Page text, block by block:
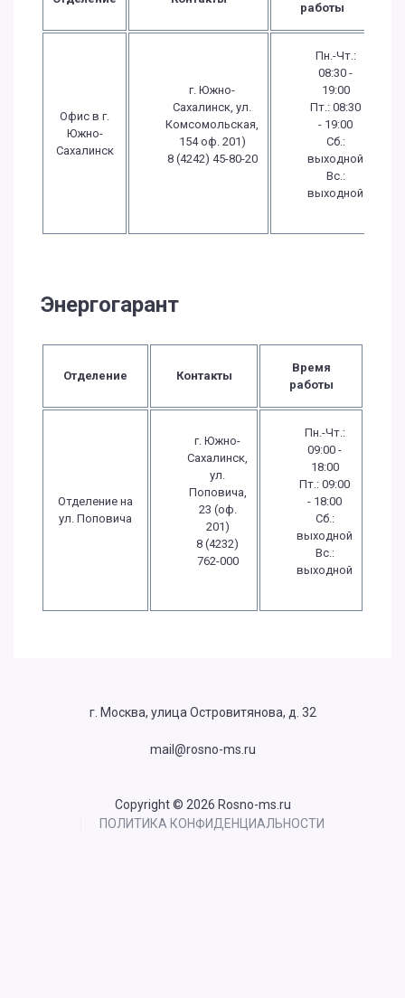
работы
Офис в г.
Южно-
Сахалинск
г. Южно-
Сахалинск, ул.
Комсомольская,
154 оф. 201)
8 (4242) 45-80-20
Пн.-Чт.:
08:30 -
19:00
Пт.: 08:30
- 19:00
Сб.:
выходной
Вс.:
выходной
Энергогарант
Отделение Контакты
Время
работы
Отделение на
ул. Поповича
г. Южно-
Сахалинск,
ул.
Поповича,
23 (оф.
201)
8 (4232)
762-000
Пн.-Чт.:
09:00 -
18:00
Пт.: 09:00
- 18:00
Сб.:
выходной
Вс.:
выходной
г. Москва, улица Островитянова, д. 32
mail@rosno-ms.ru
Copyright © 2026 Rosno-ms.ru
ПОЛИТИКА КОНФИДЕНЦИАЛЬНОСТИ